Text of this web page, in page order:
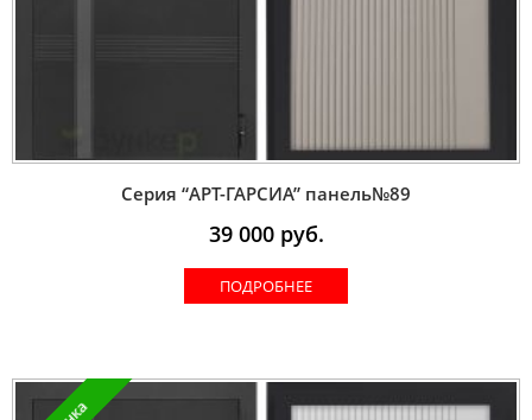
Серия “AРT-ГАРСИА” панель№89
39 000руб.
ПОДРОБНЕЕ